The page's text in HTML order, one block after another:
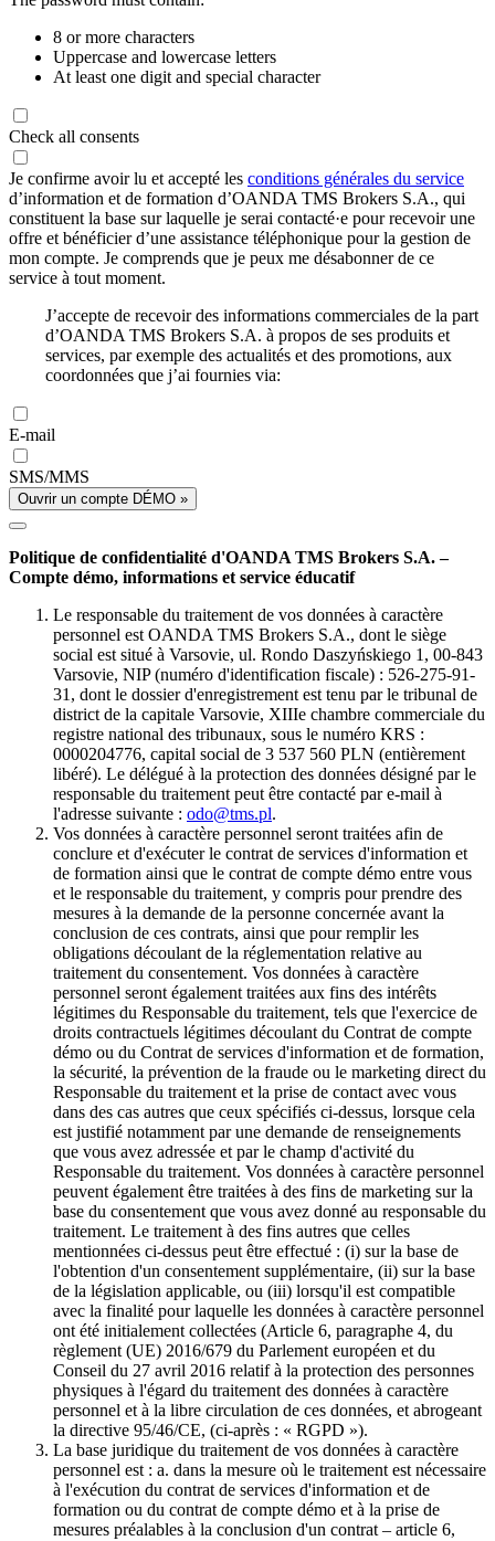
8 or more characters
Uppercase and lowercase letters
At least one digit and special character
Check all consents
Je confirme avoir lu et accepté les conditions générales du service
d’information et de formation d’OANDA TMS Brokers S.A., qui
constituent la base sur laquelle je serai contacté·e pour recevoir une
offre et bénéficier d’une assistance téléphonique pour la gestion de
mon compte. Je comprends que je peux me désabonner de ce
service à tout moment.
J’accepte de recevoir des informations commerciales de la part
d’OANDA TMS Brokers S.A. à propos de ses produits et
services, par exemple des actualités et des promotions, aux
coordonnées que j’ai fournies via:
E-mail
SMS/MMS
Ouvrir un compte DÉMO »
Politique de confidentialité d'OANDA TMS Brokers S.A. –
Compte démo, informations et service éducatif
Le responsable du traitement de vos données à caractère
personnel est OANDA TMS Brokers S.A., dont le siège
social est situé à Varsovie, ul. Rondo Daszyńskiego 1, 00-843
Varsovie, NIP (numéro d'identification fiscale) : 526-275-91-
31, dont le dossier d'enregistrement est tenu par le tribunal de
district de la capitale Varsovie, XIIIe chambre commerciale du
registre national des tribunaux, sous le numéro KRS :
0000204776, capital social de 3 537 560 PLN (entièrement
libéré). Le délégué à la protection des données désigné par le
responsable du traitement peut être contacté par e-mail à
l'adresse suivante : odo@tms.pl.
Vos données à caractère personnel seront traitées afin de
conclure et d'exécuter le contrat de services d'information et
de formation ainsi que le contrat de compte démo entre vous
et le responsable du traitement, y compris pour prendre des
mesures à la demande de la personne concernée avant la
conclusion de ces contrats, ainsi que pour remplir les
obligations découlant de la réglementation relative au
traitement du consentement. Vos données à caractère
personnel seront également traitées aux fins des intérêts
légitimes du Responsable du traitement, tels que l'exercice de
droits contractuels légitimes découlant du Contrat de compte
démo ou du Contrat de services d'information et de formation,
la sécurité, la prévention de la fraude ou le marketing direct du
Responsable du traitement et la prise de contact avec vous
dans des cas autres que ceux spécifiés ci-dessus, lorsque cela
est justifié notamment par une demande de renseignements
que vous avez adressée et par le champ d'activité du
Responsable du traitement. Vos données à caractère personnel
peuvent également être traitées à des fins de marketing sur la
base du consentement que vous avez donné au responsable du
traitement. Le traitement à des fins autres que celles
mentionnées ci-dessus peut être effectué : (i) sur la base de
l'obtention d'un consentement supplémentaire, (ii) sur la base
de la législation applicable, ou (iii) lorsqu'il est compatible
avec la finalité pour laquelle les données à caractère personnel
ont été initialement collectées (Article 6, paragraphe 4, du
règlement (UE) 2016/679 du Parlement européen et du
Conseil du 27 avril 2016 relatif à la protection des personnes
physiques à l'égard du traitement des données à caractère
personnel et à la libre circulation de ces données, et abrogeant
la directive 95/46/CE, (ci-après : « RGPD »).
La base juridique du traitement de vos données à caractère
personnel est : a. dans la mesure où le traitement est nécessaire
à l'exécution du contrat de services d'information et de
formation ou du contrat de compte démo et à la prise de
mesures préalables à la conclusion d'un contrat – article 6,